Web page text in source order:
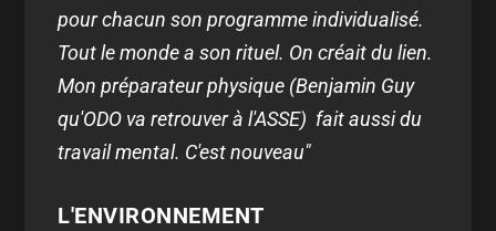
pour chacun son programme individualisé.
Tout le monde a son rituel. On créait du lien.
Mon préparateur physique (Benjamin Guy
qu'ODO va retrouver à l'ASSE) fait aussi du
travail mental. C'est nouveau"
L'ENVIRONNEMENT